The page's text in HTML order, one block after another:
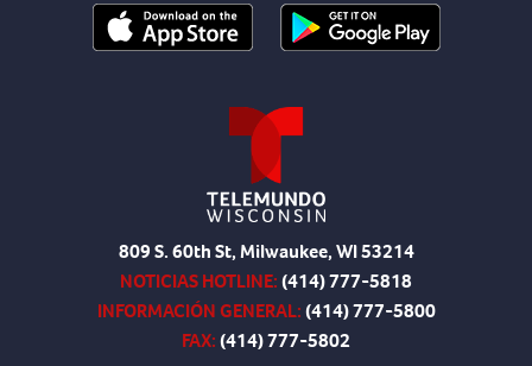
809 S. 60th St, Milwaukee, WI 53214
NOTICIAS HOTLINE:(414) 777-5818
INFORMACIÓN GENERAL:(414) 777-5800
FAX:(414) 777-5802